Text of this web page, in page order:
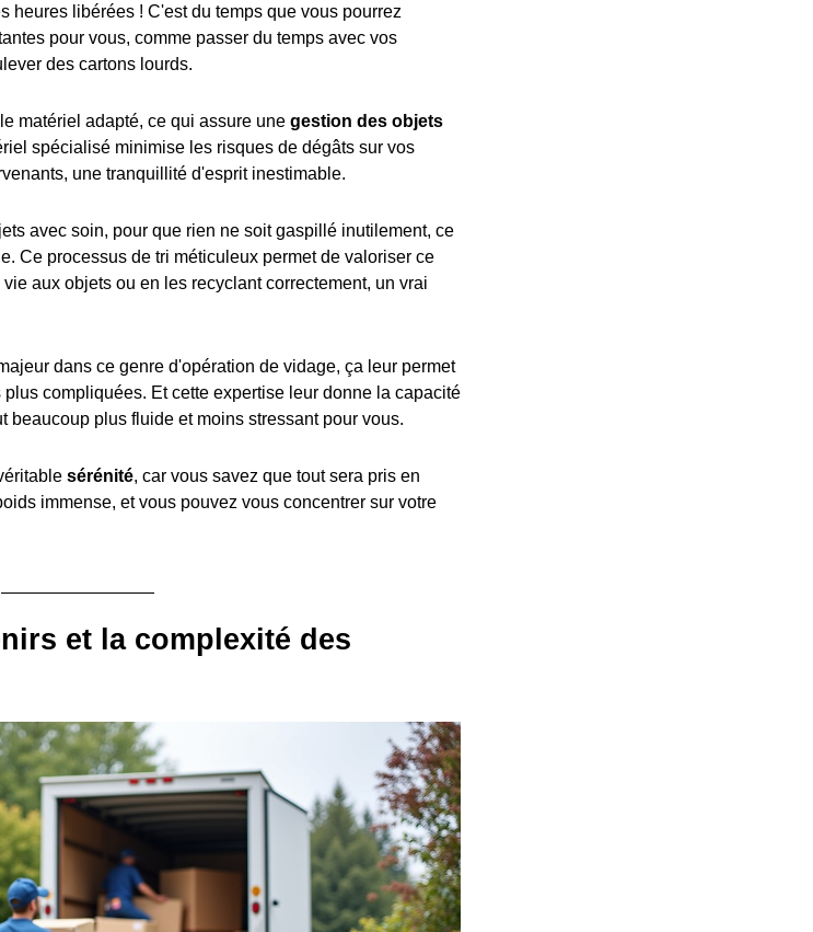
heures libérées ! C'est du temps que vous pourrez
pour vous, comme passer du temps avec vos
des cartons lourds.
matériel adapté, ce qui assure une gestion des objets
spécialisé minimise les risques de dégâts sur vos
une tranquillité d'esprit inestimable.
avec soin, pour que rien ne soit gaspillé inutilement, ce
Ce processus de tri méticuleux permet de valoriser ce
aux objets ou en les recyclant correctement, un vrai
dans ce genre d'opération de vidage, ça leur permet
compliquées. Et cette expertise leur donne la capacité
beaucoup plus fluide et moins stressant pour vous.
sérénité, car vous savez que tout sera pris en
immense, et vous pouvez vous concentrer sur votre
et la complexité des